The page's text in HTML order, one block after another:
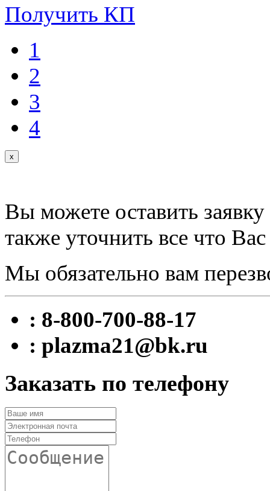
Получить КП
1
2
3
4
x
Вы можете оставить
также уточнить все что Вас
Мы обязательно вам
: 8-800-700-88-17
: plazma21@bk.ru
Заказать по телефону